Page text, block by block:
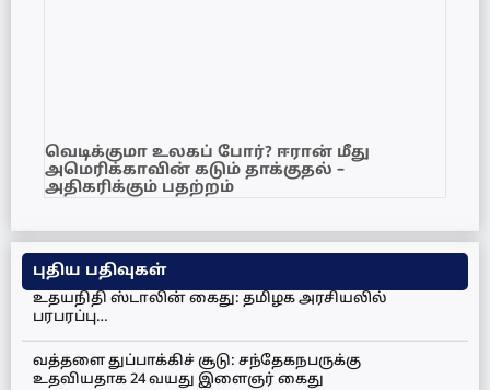
வெடிக்குமா உலகப் போர்? ஈரான் மீது
அமெரிக்காவின் கடும் தாக்குதல் –
அதிகரிக்கும் பதற்றம்
புதிய பதிவுகள்
உதயநிதி ஸ்டாலின் கைது: தமிழக அரசியலில்
பரபரப்பு…
வத்தளை துப்பாக்கிச் சூடு: சந்தேகநபருக்கு
உதவியதாக 24 வயது இளைஞர் கைது